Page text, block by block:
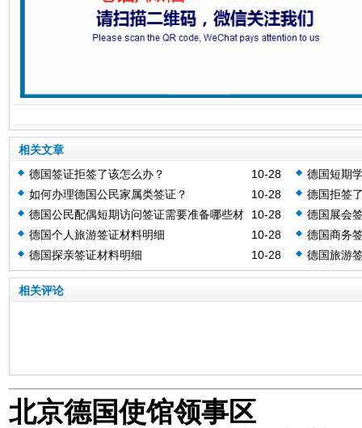
相关文章
10-28
德国签证拒签了该怎么办？
德国短期
10-28
如何办理德国公民家属类签证？
德国拒签
10-28
德国公民配偶短期访问签证需要准备哪些材
料？
德国展会
10-28
德国个人旅游签证材料明细
德国商务
10-28
德国探亲签证材料明细 德国旅游
相关评论
北京德国使馆领事区